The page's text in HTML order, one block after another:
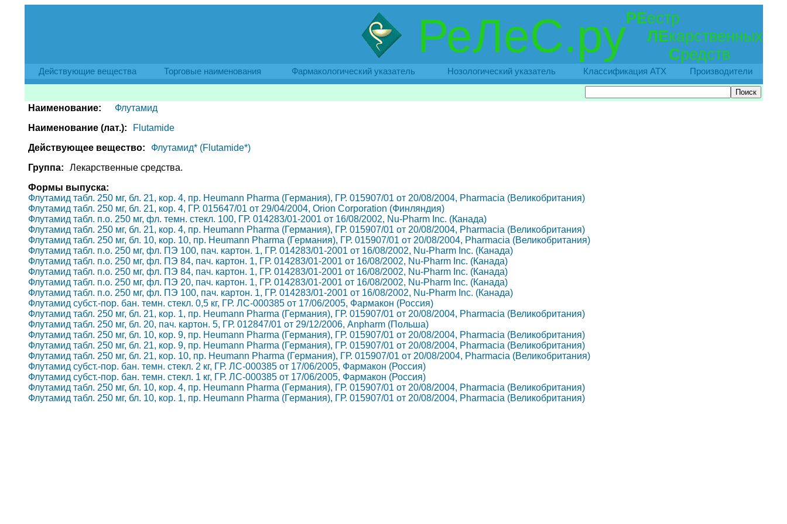
РеЛеС.руРЕестр
ЛЕкарственных
Средств
Действующие вещества Торговые наименования Фармакологический указатель Нозологический указатель Классификация АТХ Производители
Наименование:
Флутамид
Наименование (лат.):
Flutamide
Действующее вещество:
Флутамид* (Flutamide*)
Группа:
Лекарственные средства.
Формы выпуска:
Флутамид табл. 250 мг, бл. 21, кор. 4, пр. Heumann Pharma (Германия), ГР. 015907/01 от 20/08/2004, Pharmacia (Великобритания)
Флутамид табл. 250 мг, бл. 21, кор. 4, ГР. 015647/01 от 29/04/2004, Orion Corporation (Финляндия)
Флутамид табл. п.о. 250 мг, фл. темн. стекл. 100, ГР. 014283/01-2001 от 16/08/2002, Nu-Pharm Inc. (Канада)
Флутамид табл. 250 мг, бл. 21, кор. 4, пр. Heumann Pharma (Германия), ГР. 015907/01 от 20/08/2004, Pharmacia (Великобритания)
Флутамид табл. 250 мг, бл. 10, кор. 10, пр. Heumann Pharma (Германия), ГР. 015907/01 от 20/08/2004, Pharmacia (Великобритания)
Флутамид табл. п.о. 250 мг, фл. ПЭ 100, пач. картон. 1, ГР. 014283/01-2001 от 16/08/2002, Nu-Pharm Inc. (Канада)
Флутамид табл. п.о. 250 мг, фл. ПЭ 84, пач. картон. 1, ГР. 014283/01-2001 от 16/08/2002, Nu-Pharm Inc. (Канада)
Флутамид табл. п.о. 250 мг, фл. ПЭ 84, пач. картон. 1, ГР. 014283/01-2001 от 16/08/2002, Nu-Pharm Inc. (Канада)
Флутамид табл. п.о. 250 мг, фл. ПЭ 20, пач. картон. 1, ГР. 014283/01-2001 от 16/08/2002, Nu-Pharm Inc. (Канада)
Флутамид табл. п.о. 250 мг, фл. ПЭ 100, пач. картон. 1, ГР. 014283/01-2001 от 16/08/2002, Nu-Pharm Inc. (Канада)
Флутамид субст.-пор. бан. темн. стекл. 0,5 кг, ГР. ЛС-000385 от 17/06/2005, Фармакон (Россия)
Флутамид табл. 250 мг, бл. 21, кор. 1, пр. Heumann Pharma (Германия), ГР. 015907/01 от 20/08/2004, Pharmacia (Великобритания)
Флутамид табл. 250 мг, бл. 20, пач. картон. 5, ГР. 012847/01 от 29/12/2006, Anpharm (Польша)
Флутамид табл. 250 мг, бл. 10, кор. 9, пр. Heumann Pharma (Германия), ГР. 015907/01 от 20/08/2004, Pharmacia (Великобритания)
Флутамид табл. 250 мг, бл. 21, кор. 9, пр. Heumann Pharma (Германия), ГР. 015907/01 от 20/08/2004, Pharmacia (Великобритания)
Флутамид табл. 250 мг, бл. 21, кор. 10, пр. Heumann Pharma (Германия), ГР. 015907/01 от 20/08/2004, Pharmacia (Великобритания)
Флутамид субст.-пор. бан. темн. стекл. 2 кг, ГР. ЛС-000385 от 17/06/2005, Фармакон (Россия)
Флутамид субст.-пор. бан. темн. стекл. 1 кг, ГР. ЛС-000385 от 17/06/2005, Фармакон (Россия)
Флутамид табл. 250 мг, бл. 10, кор. 4, пр. Heumann Pharma (Германия), ГР. 015907/01 от 20/08/2004, Pharmacia (Великобритания)
Флутамид табл. 250 мг, бл. 10, кор. 1, пр. Heumann Pharma (Германия), ГР. 015907/01 от 20/08/2004, Pharmacia (Великобритания)